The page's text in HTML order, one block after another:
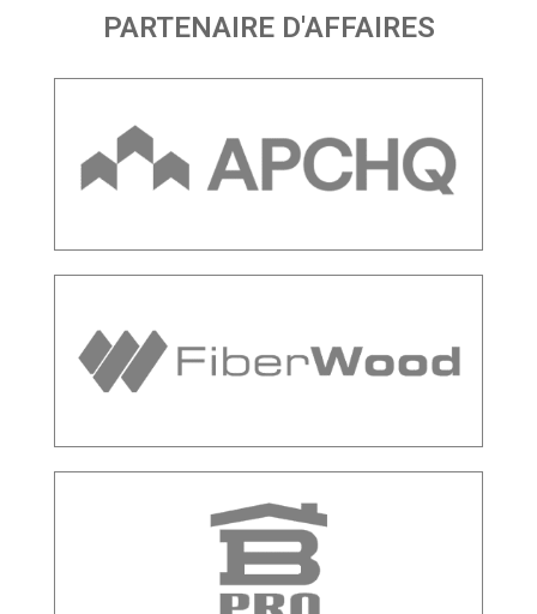
PARTENAIRE D'AFFAIRES